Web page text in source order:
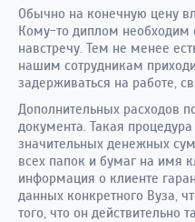
Обычно на конечную цену
Кому-то диплом необходим
навстречу. Тем не менее
нашим сотрудникам
задерживаться на работе,
Дополнительных расходов
документа. Такая
значительных денежных
всех папок и бумаг на имя
информация о клиенте
данных конкретного Вуза,
того, что он действительно